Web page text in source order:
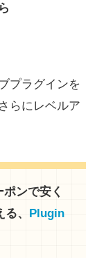
プラグインを
らにレベルア
ンで安く
、
Plugin